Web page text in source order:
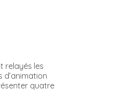
relayés les
quatre